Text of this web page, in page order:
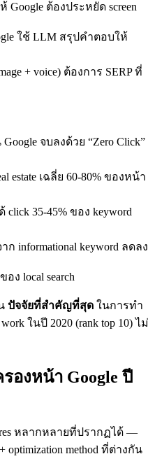
Google ต้องประหยัด screen
ใช้ LLM สรุปคำตอบให้
+ voice) ต้องการ SERP ที่
Google จบลงด้วย “Zero Click”
estate เฉลี่ย 60-80% ของหน้า
click 35-45% ของ keyword
ก informational keyword ลดลง
อง local search
ปัจจัยที่สำคัญที่สุด ในการทำ
ในปี 2020 (rank top 10) ไม่
รองหน้า Google ปี
หลากหลายที่ปรากฏได้ —
optimization method ที่ต่างกัน